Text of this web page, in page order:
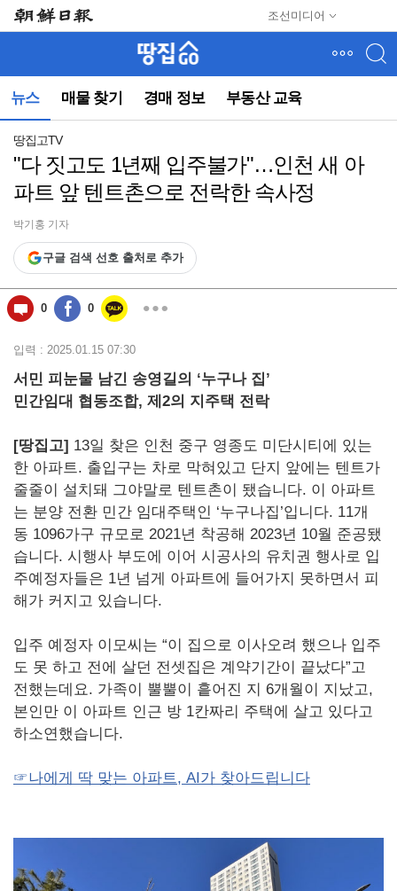
조선미디어
뉴
(컨
동)
뉴스 매물 찾기 경매 정보 부동산 교육
땅집고TV
"다 짓고도 1년째 입주불가"…인천 새 아
파트 앞 텐트촌으로 전락한 속사정
박기홍 기자
구글 검색 선호 출처로 추가
0 0
입력 : 2025.01.15 07:30
서민 피눈물 남긴 송영길의 ‘누구나 집’
민간임대 협동조합, 제2의 지주택 전락
[땅집고] 13일 찾은 인천 중구 영종도 미단시티에 있는
한 아파트. 출입구는 차로 막혀있고 단지 앞에는 텐트가
줄줄이 설치돼 그야말로 텐트촌이 됐습니다. 이 아파트
는 분양 전환 민간 임대주택인 ‘누구나집’입니다. 11개
동 1096가구 규모로 2021년 착공해 2023년 10월 준공됐
습니다. 시행사 부도에 이어 시공사의 유치권 행사로 입
주예정자들은 1년 넘게 아파트에 들어가지 못하면서 피
해가 커지고 있습니다.
입주 예정자 이모씨는 “이 집으로 이사오려 했으나 입주
도 못 하고 전에 살던 전셋집은 계약기간이 끝났다”고
전했는데요. 가족이 뿔뿔이 흩어진 지 6개월이 지났고,
본인만 이 아파트 인근 방 1칸짜리 주택에 살고 있다고
하소연했습니다.
☞나에게 딱 맞는 아파트, AI가 찾아드립니다